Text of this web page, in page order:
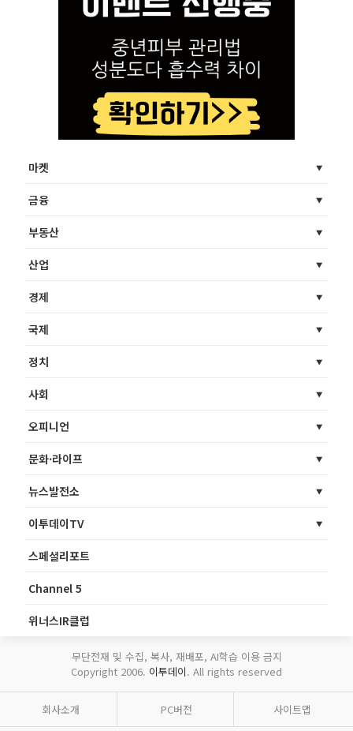
마켓
금융
부동산
산업
경제
국제
정치
사회
오피니언
문화·라이프
뉴스발전소
이투데이TV
스페셜리포트
Channel 5
위너스IR클럽
무단전재 및 수집, 복사, 재배포, AI학습 이용 금지
Copyright 2006. 이투데이. All rights reserved
회사소개 PC버전 사이트맵